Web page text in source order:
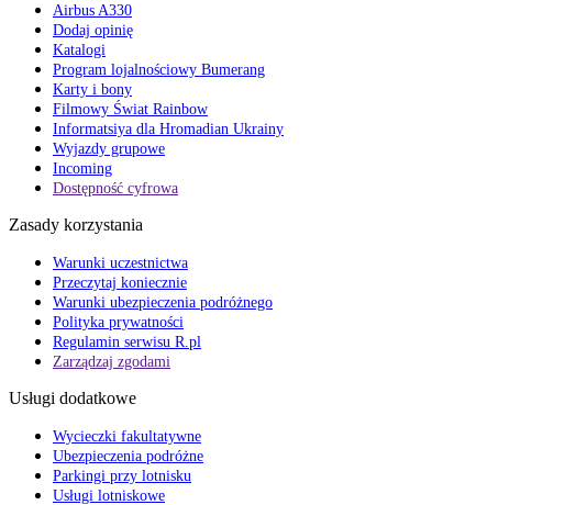
Airbus A330
Dodaj opinię
Katalogi
Program lojalnościowy Bumerang
Karty i bony
Filmowy Świat Rainbow
Informatsiya dla Hromadian Ukrainy
Wyjazdy grupowe
Incoming
Dostępność cyfrowa
Zasady korzystania
Warunki uczestnictwa
Przeczytaj koniecznie
Warunki ubezpieczenia podróżnego
Polityka prywatności
Regulamin serwisu R.pl
Zarządzaj zgodami
Usługi dodatkowe
Wycieczki fakultatywne
Ubezpieczenia podróżne
Parkingi przy lotnisku
Usługi lotniskowe